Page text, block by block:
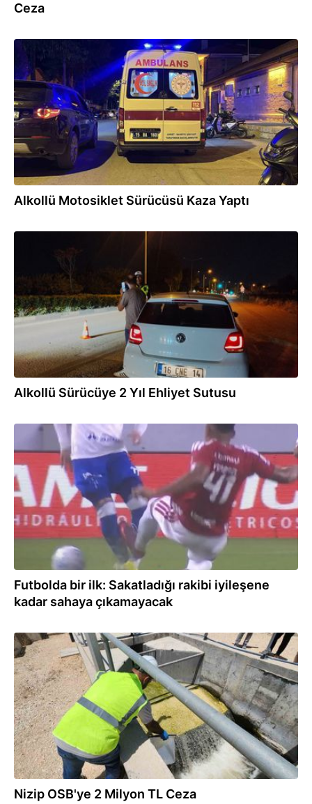
Ceza
29.07.2026
Alkollü Motosiklet Sürücüsü Kaza Yaptı
29.07.2026
Alkollü Sürücüye 2 Yıl Ehliyet Sutusu
29.07.2026
Futbolda bir ilk: Sakatladığı rakibi iyileşene
kadar sahaya çıkamayacak
28.07.2026
Nizip OSB'ye 2 Milyon TL Ceza